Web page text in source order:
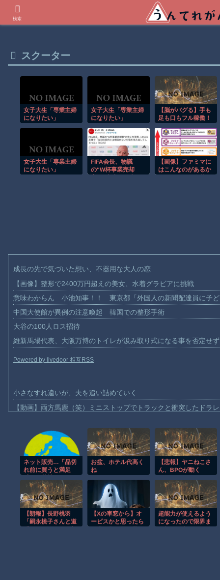
スクーター
女子大生「専業主婦
になりたい」
女子大生「専業主婦
になりたい」
【脳がバグる】手も
足も口もフル稼働！
次元すぎたｗ
女子大生「専業主婦
になりたい」
FIFA会長、物議
の“W杯事業売却
【画像】ファミマに
はこんなのがあるか
成長の先で気づいた想い、不器用な大人の恋
【画像】整形で2400万円超えの美女、水着グラビアに挑戦
意味わからん 小池知事！！ 東京都「外国人の新聞配達員に子ど
中国大使館が異例の注意喚起 韓国での整形手術
大谷の100人ロス招待
維新馬場代表、大阪万博のトイレが汲み取り式になる事を否定せ
Powered by livedoor 相互RSS
小さなすれ違いが、夫を追い詰めていく
【動画】両方馬鹿（笑）ミニストップでトラックと衝突したドラ
【動画】野菜売りのおじさんにドローンを特攻させるおそロシア。
【動画】首都高で4tトラックが原因の玉突き事故に巻き込まれた
【朗報】大人気漫画「GANTZ」がAmazonでなんと全巻100円ｗ
【動画】サッカーの試合中の落雷で選手1人が死亡、12人が負傷し
まだ墓石があるだけマシと見るべきか。今はもう合葬墓ばかり
【動画】新型のさすまた、限界突破ｗｗｗｗｗｗ
【謎】広島県が頑なに「はだしのゲンコラボ喫茶」をやらない理由
ネット販売…「品切
れ前に買うと満足
ンショップで“43億
円分”キャンセル
か 200超のメール
アカウント使い大量
注文 32歳女を逮
捕 [8/6]
お盆、ホテル代高く
ね
【悲報】ヤニねこさ
ん、BPOが動く
【朗報】長野桃羽
「嗣永桃子さんと道
【Xの車窓から】オ
ービスかと思ったら
超能力が使えるよう
になったので限界ま
検索